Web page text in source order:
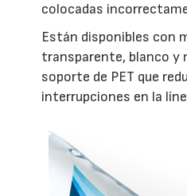
colocadas
Están disponibles con
transparente, blanco y
soporte de PET que
interrupciones en la